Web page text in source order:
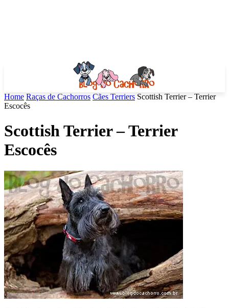
Home Raças de Cachorros Cães Terriers Scottish Terrier – Terrier
Escocês
Scottish Terrier – Terrier
Escocês